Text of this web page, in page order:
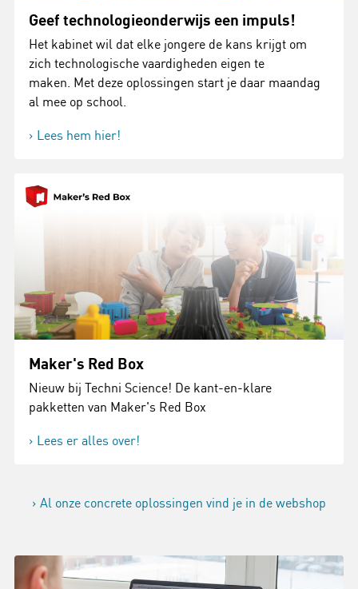
Geef technologieonderwijs een impuls!
Het kabinet wil dat elke jongere de kans krijgt om
zich technologische vaardigheden eigen te
maken. Met deze oplossingen start je daar maandag
al mee op school.
Lees hem hier!
Maker's Red Box
Nieuw bij Techni Science! De kant-en-klare
pakketten van Maker's Red Box
Lees er alles over!
Al onze concrete oplossingen vind je in de webshop